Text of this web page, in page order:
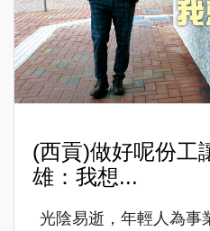
(西貢)做好呢份工
雄：我想...
光陰易逝，年輕人為事